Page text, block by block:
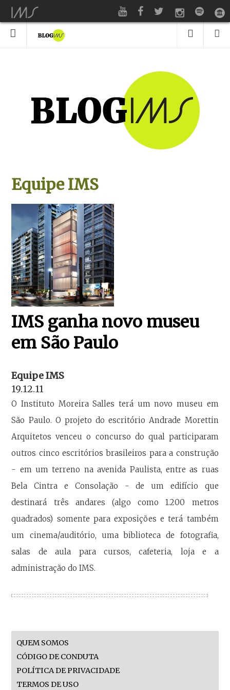
Equipe IMS
IMS ganha novo museu
em São Paulo
Equipe IMS
19.12.11
O Instituto Moreira Salles terá um novo museu em
São Paulo. O projeto do escritório Andrade Morettin
Arquitetos venceu o concurso do qual participaram
outros cinco escritórios brasileiros para a construção
- em um terreno na avenida Paulista, entre as ruas
Bela Cintra e Consolação - de um edifício que
destinará três andares (algo como 1.200 metros
quadrados) somente para exposições e terá também
um cinema/auditório, uma biblioteca de fotografia,
salas de aula para cursos, cafeteria, loja e a
administração do IMS.
QUEM SOMOS
CÓDIGO DE CONDUTA
POLÍTICA DE PRIVACIDADE
TERMOS DE USO